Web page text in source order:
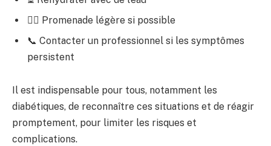
🚶‍♂️ Promenade légère si possible
📞 Contacter un professionnel si les symptômes
persistent
Il est indispensable pour tous, notamment les
diabétiques, de reconnaître ces situations et de réagir
promptement, pour limiter les risques et
complications.